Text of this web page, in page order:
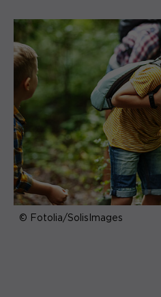
© Fotolia/SolisImages